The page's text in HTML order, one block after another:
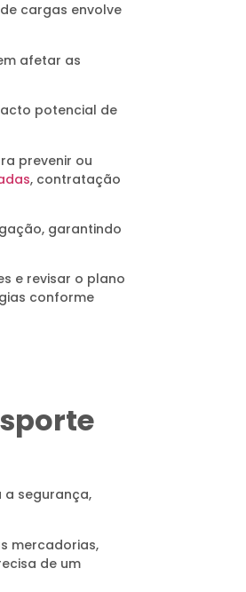
cargas envolve
afetar as
potencial de
prevenir ou
, contratação
garantindo
e revisar o plano
conforme
segurança,
mercadorias,
de um